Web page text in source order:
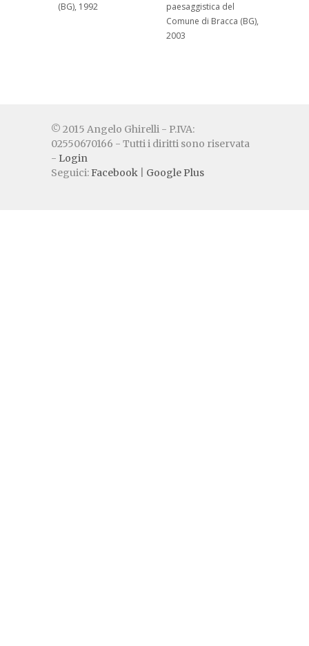
(BG), 1992
paesaggistica del
Comune di Bracca (BG),
2003
© 2015 Angelo Ghirelli - P.IVA:
02550670166 - Tutti i diritti sono riservata
- Login
Seguici:Facebook Google Plus